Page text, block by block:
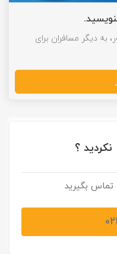
به دیگر مسافران برای
؟
تماس بگیرید